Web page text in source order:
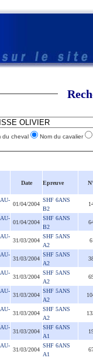
du cheval Nom du cavalier
Date Epreuve
01/04/2004
SHF 6ANS
B2
01/04/2004
SHF 6ANS
B2
31/03/2004
SHF 5ANS
A2
6
31/03/2004
SHF 5ANS
A2
31/03/2004
SHF 5ANS
A2
31/03/2004
SHF 5ANS
A2
31/03/2004
SHF 5ANS
A2
31/03/2004
SHF 6ANS
A1
31/03/2004
SHF 6ANS
A1